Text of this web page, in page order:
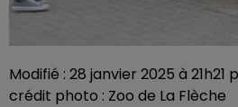
Modifié : 28 janvier 2025 à
crédit photo : Zoo de La Flèche